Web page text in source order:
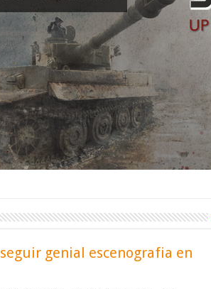
genial escenografia en